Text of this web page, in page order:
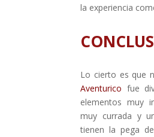
la experiencia
Lo cierto es que
Aventurico fue
elementos muy
muy currada y
tienen la pega